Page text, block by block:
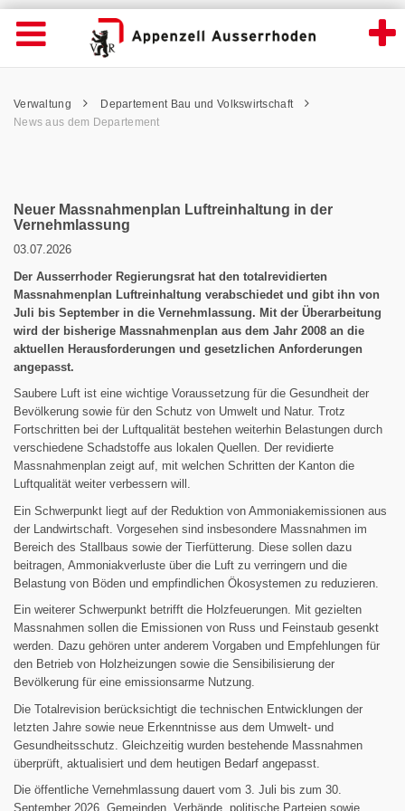
News Detailansicht - Appenzell
Wichtige
Seiten
Home
Inhalt
Kontakt
Navigation öffnen
Inhalt
Pfadnavigation
Verwaltung
Departement Bau und Volkswirtschaft
News aus dem Departement
Neuer Massnahmenplan Luftreinhaltung in der
Vernehmlassung
03.07.2026
Der Ausserrhoder Regierungsrat hat den totalrevidierten
Massnahmenplan Luftreinhaltung verabschiedet und gibt ihn von
Juli bis September in die Vernehmlassung. Mit der Überarbeitung
wird der bisherige Massnahmenplan aus dem Jahr 2008 an die
aktuellen Herausforderungen und gesetzlichen Anforderungen
angepasst.
Saubere Luft ist eine wichtige Voraussetzung für die Gesundheit der
Bevölkerung sowie für den Schutz von Umwelt und Natur. Trotz
Fortschritten bei der Luftqualität bestehen weiterhin Belastungen durch
verschiedene Schadstoffe aus lokalen Quellen. Der revidierte
Massnahmenplan zeigt auf, mit welchen Schritten der Kanton die
Luftqualität weiter verbessern will.
Ein Schwerpunkt liegt auf der Reduktion von Ammoniakemissionen aus
der Landwirtschaft. Vorgesehen sind insbesondere Massnahmen im
Bereich des Stallbaus sowie der Tierfütterung. Diese sollen dazu
beitragen, Ammoniakverluste über die Luft zu verringern und die
Belastung von Böden und empfindlichen Ökosystemen zu reduzieren.
Ein weiterer Schwerpunkt betrifft die Holzfeuerungen. Mit gezielten
Massnahmen sollen die Emissionen von Russ und Feinstaub gesenkt
werden. Dazu gehören unter anderem Vorgaben und Empfehlungen für
den Betrieb von Holzheizungen sowie die Sensibilisierung der
Bevölkerung für eine emissionsarme Nutzung.
Die Totalrevision berücksichtigt die technischen Entwicklungen der
letzten Jahre sowie neue Erkenntnisse aus dem Umwelt- und
Gesundheitsschutz. Gleichzeitig wurden bestehende Massnahmen
überprüft, aktualisiert und dem heutigen Bedarf angepasst.
Die öffentliche Vernehmlassung dauert vom 3. Juli bis zum 30.
September 2026. Gemeinden, Verbände, politische Parteien sowie